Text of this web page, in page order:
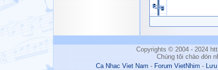
Copyrights © 2004 - 2024
Chúng tôi chào đón
Ca Nhac Viet Nam-Forum VietNhim-